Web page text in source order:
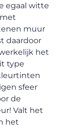
egaal witte
muur
daardoor
het
type
sfeer
de
Valt het
het